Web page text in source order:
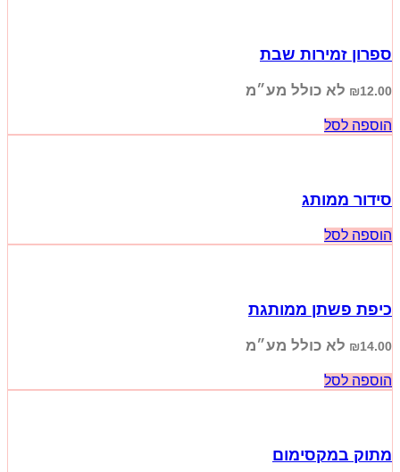
ספרון זמירות שבת
₪12.00 לא כולל מע״מ
הוספה לסל
סידור ממותג
הוספה לסל
כיפת פשתן ממותגת
₪14.00 לא כולל מע״מ
הוספה לסל
מתוק במקסימום